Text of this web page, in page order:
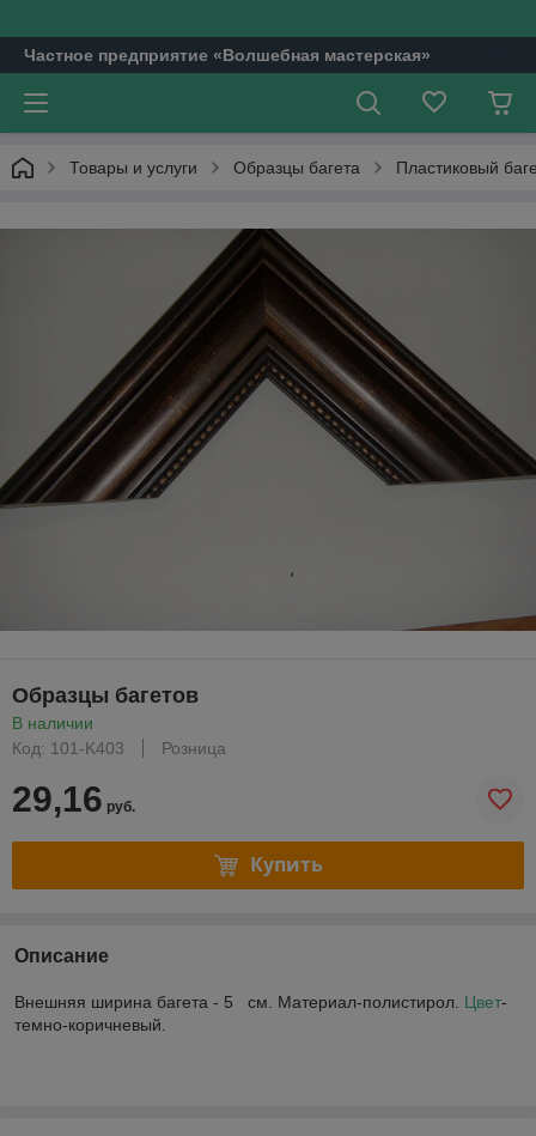
Частное предприятие «Волшебная мастерская»
Товары и услуги Образцы багета Пластиковый
Образцы багетов
В наличии
Код: 101-K403
Розница
29,16 руб.
Купить
Описание
Внешняя ширина багета - 5 см. Материал-полистирол. Цвет-
темно-коричневый.